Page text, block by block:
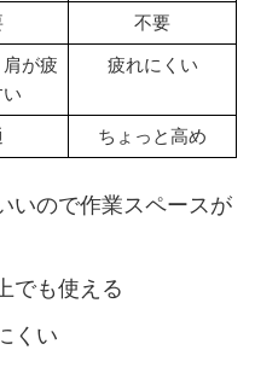
不要
が疲
疲れにくい
ちょっと高め
いので作業スペースが
でも使える
くい